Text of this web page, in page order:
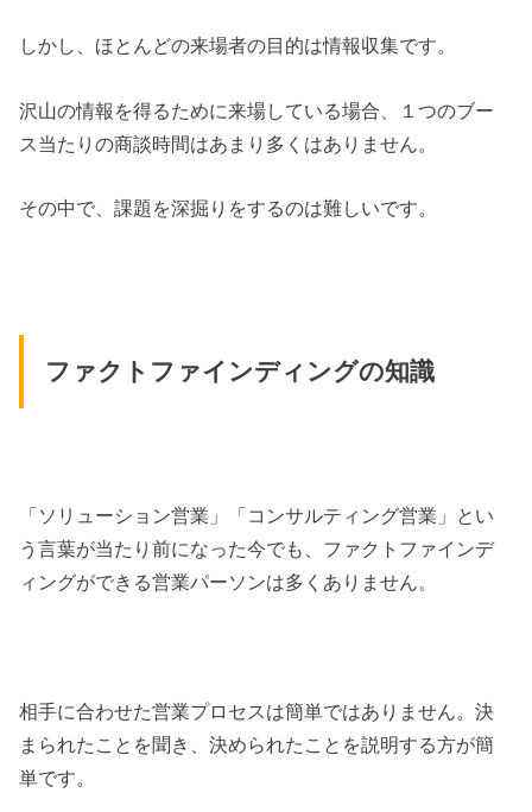
しかし、ほとんどの来場者の目的は情報収集です。
沢山の情報を得るために来場している場合、１つのブー
ス当たりの商談時間はあまり多くはありません。
その中で、課題を深掘りをするのは難しいです。
ファクトファインディングの知識
「ソリューション営業」「コンサルティング営業」とい
う言葉が当たり前になった今でも、ファクトファインデ
ィングができる営業パーソンは多くありません。
相手に合わせた営業プロセスは簡単ではありません。決
まられたことを聞き、決められたことを説明する方が簡
単です。